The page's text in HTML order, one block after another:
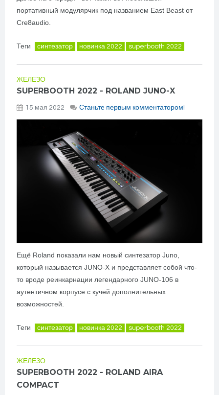
портативный модулярчик под названием East Beast от
Cre8audio.
Теги синтезатор новинка 2022 superbooth 2022
ЖЕЛЕЗО
SUPERBOOTH 2022 - ROLAND JUNO-X
15 мая 2022 Станьте первым комментатором!
Ещё Roland показали нам новый синтезатор Juno,
который называется JUNO-X и представляет собой что-
то вроде реинкарнации легендарного JUNO-106 в
аутентичном корпусе с кучей дополнительных
возможностей.
Теги синтезатор новинка 2022 superbooth 2022
ЖЕЛЕЗО
SUPERBOOTH 2022 - ROLAND AIRA
COMPACT